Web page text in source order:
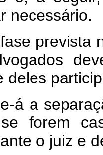
necessário.
prevista
deles
á a
forem
o juiz e